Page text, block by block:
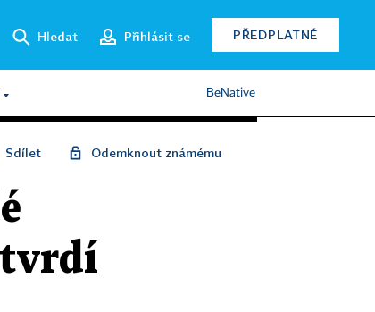
Hledat Přihlásit se PŘEDPLATNÉ
BeNative
Sdílet Odemknout známému
tvrdí